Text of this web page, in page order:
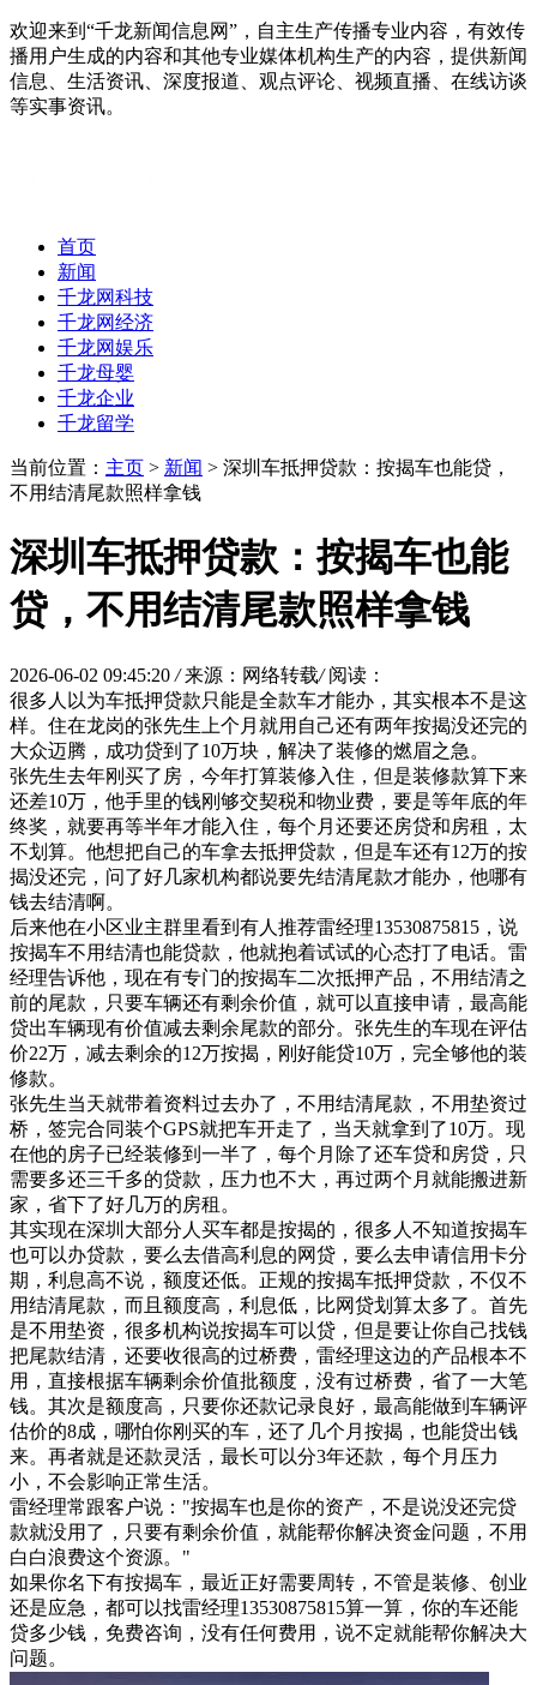
欢迎来到“千龙新闻信息网”，自主生产传播专业内容，有效传
播用户生成的内容和其他专业媒体机构生产的内容，提供新闻
信息、生活资讯、深度报道、观点评论、视频直播、在线访谈
等实事资讯。
首页
新闻
千龙网科技
千龙网经济
千龙网娱乐
千龙母婴
千龙企业
千龙留学
当前位置： 主页 > 新闻 > 深圳车抵押贷款：按揭车也能贷，
不用结清尾款照样拿钱
深圳车抵押贷款：按揭车也能
贷，不用结清尾款照样拿钱
2026-06-02 09:45:20 / 来源：网络转载/ 阅读：
很多人以为车抵押贷款只能是全款车才能办，其实根本不是这
样。住在龙岗的张先生上个月就用自己还有两年按揭没还完的
大众迈腾，成功贷到了10万块，解决了装修的燃眉之急。
张先生去年刚买了房，今年打算装修入住，但是装修款算下来
还差10万，他手里的钱刚够交契税和物业费，要是等年底的年
终奖，就要再等半年才能入住，每个月还要还房贷和房租，太
不划算。他想把自己的车拿去抵押贷款，但是车还有12万的按
揭没还完，问了好几家机构都说要先结清尾款才能办，他哪有
钱去结清啊。
后来他在小区业主群里看到有人推荐雷经理13530875815，说
按揭车不用结清也能贷款，他就抱着试试的心态打了电话。雷
经理告诉他，现在有专门的按揭车二次抵押产品，不用结清之
前的尾款，只要车辆还有剩余价值，就可以直接申请，最高能
贷出车辆现有价值减去剩余尾款的部分。张先生的车现在评估
价22万，减去剩余的12万按揭，刚好能贷10万，完全够他的装
修款。
张先生当天就带着资料过去办了，不用结清尾款，不用垫资过
桥，签完合同装个GPS就把车开走了，当天就拿到了10万。现
在他的房子已经装修到一半了，每个月除了还车贷和房贷，只
需要多还三千多的贷款，压力也不大，再过两个月就能搬进新
家，省下了好几万的房租。
其实现在深圳大部分人买车都是按揭的，很多人不知道按揭车
也可以办贷款，要么去借高利息的网贷，要么去申请信用卡分
期，利息高不说，额度还低。正规的按揭车抵押贷款，不仅不
用结清尾款，而且额度高，利息低，比网贷划算太多了。首先
是不用垫资，很多机构说按揭车可以贷，但是要让你自己找钱
把尾款结清，还要收很高的过桥费，雷经理这边的产品根本不
用，直接根据车辆剩余价值批额度，没有过桥费，省了一大笔
钱。其次是额度高，只要你还款记录良好，最高能做到车辆评
估价的8成，哪怕你刚买的车，还了几个月按揭，也能贷出钱
来。再者就是还款灵活，最长可以分3年还款，每个月压力
小，不会影响正常生活。
雷经理常跟客户说："按揭车也是你的资产，不是说没还完贷
款就没用了，只要有剩余价值，就能帮你解决资金问题，不用
白白浪费这个资源。"
如果你名下有按揭车，最近正好需要周转，不管是装修、创业
还是应急，都可以找雷经理13530875815算一算，你的车还能
贷多少钱，免费咨询，没有任何费用，说不定就能帮你解决大
问题。